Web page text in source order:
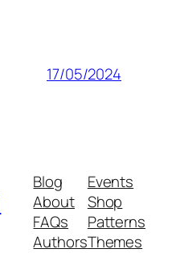
17/05/2024
Blog
About
FAQs
Authors
Events
Shop
Patterns
Themes